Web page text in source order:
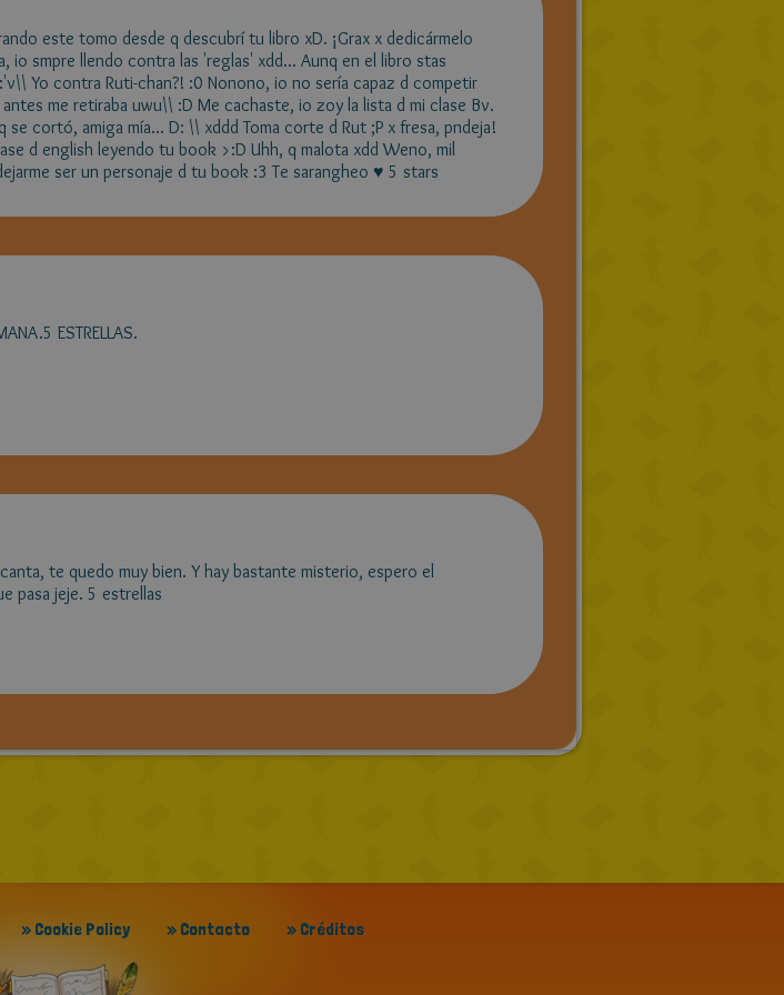
este tomo desde q descubrí tu libro xD. ¡Grax x dedicármelo
io smpre llendo contra las 'reglas' xdd... Aunq en el libro stas
Yo contra Ruti-chan?! :0 Nonono, io no sería capaz d competir
me retiraba uwu\\ :D Me cachaste, io zoy la lista d mi clase Bv.
se cortó, amiga mía... D: \\ xddd Toma corte d Rut ;P x fresa, pndeja!
d english leyendo tu book >:D Uhh, q malota xdd Weno, mil
ser un personaje d tu book :3 Te sarangheo ♥ 5 stars
ESTRELLAS.
te quedo muy bien. Y hay bastante misterio, espero el
pasa jeje. 5 estrellas
» Cookie Policy » Contacto » Créditos